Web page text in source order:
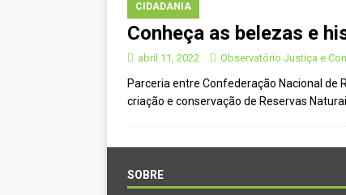
CIDADANIA
Conheça as belezas e
abril 11, 2022 Observatório Justiça e
Parceria entre Confederação Nacional de
criação e conservação de Reservas
SOBRE